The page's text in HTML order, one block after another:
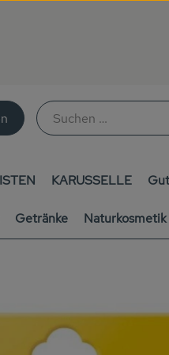
KARUSSELLE
Getränke Naturkosmetik